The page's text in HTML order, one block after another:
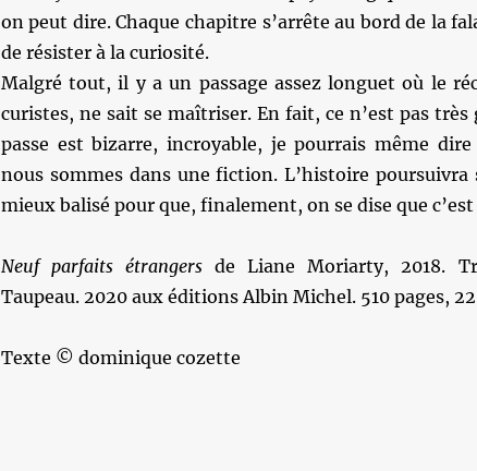
on peut dire. Chaque chapitre s’arrête au bord de la
de résister à la curiosité.
Malgré tout, il y a un passage assez longuet où le
curistes, ne sait se maîtriser. En fait, ce n’est pas très
passe est bizarre, incroyable, je pourrais même
nous sommes dans une fiction. L’histoire
mieux balisé pour que, finalement, on se dise que
Neuf parfaits étrangersde Liane Moriarty, 2018.
Taupeau. 2020 aux éditions Albin Michel. 510 pages,
Texte © dominique cozette